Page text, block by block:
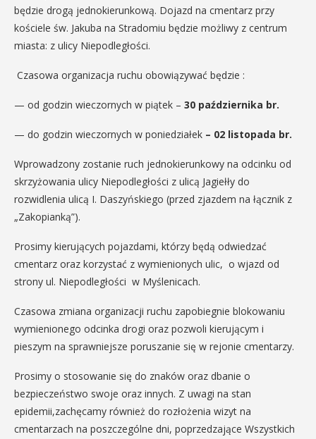
będzie drogą jednokierunkową. Dojazd na cmentarz przy
kościele św. Jakuba na Stradomiu będzie możliwy z centrum
miasta: z ulicy Niepodległości.
Czasowa organizacja ruchu obowiązywać będzie :
— od godzin wieczornych w piątek – 30 października br.
— do godzin wieczornych w poniedziałek – 02 listopada br.
Wprowadzony zostanie ruch jednokierunkowy na odcinku od
skrzyżowania ulicy Niepodległości z ulicą Jagiełły do
rozwidlenia ulicą I. Daszyńskiego (przed zjazdem na łącznik z
„Zakopianką”).
Prosimy kierujących pojazdami, którzy będą odwiedzać
cmentarz oraz korzystać z wymienionych ulic, o wjazd od
strony ul. Niepodległości w Myślenicach.
Czasowa zmiana organizacji ruchu zapobiegnie blokowaniu
wymienionego odcinka drogi oraz pozwoli kierującym i
pieszym na sprawniejsze poruszanie się w rejonie cmentarzy.
Prosimy o stosowanie się do znaków oraz dbanie o
bezpieczeństwo swoje oraz innych. Z uwagi na stan
epidemii,zachęcamy również do rozłożenia wizyt na
cmentarzach na poszczególne dni, poprzedzające Wszystkich